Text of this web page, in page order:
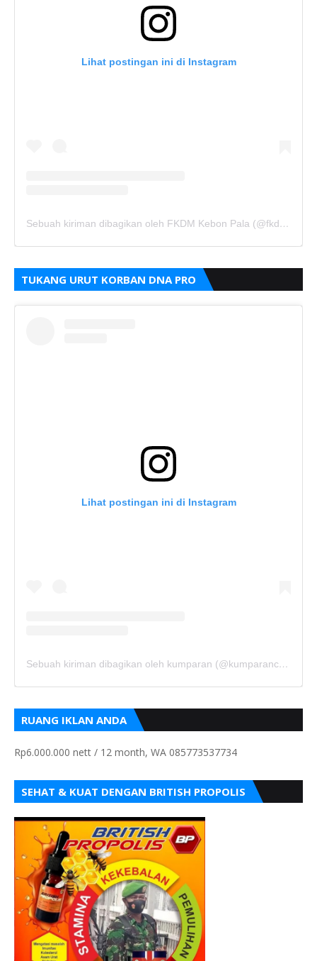
Lihat postingan ini di Instagram
Sebuah kiriman dibagikan oleh FKDM Kebon Pala (@fkdm_kebonpala)
TUKANG URUT KORBAN DNA PRO
Lihat postingan ini di Instagram
Sebuah kiriman dibagikan oleh kumparan (@kumparancom)
RUANG IKLAN ANDA
Rp6.000.000 nett / 12 month, WA 085773537734
SEHAT & KUAT DENGAN BRITISH PROPOLIS